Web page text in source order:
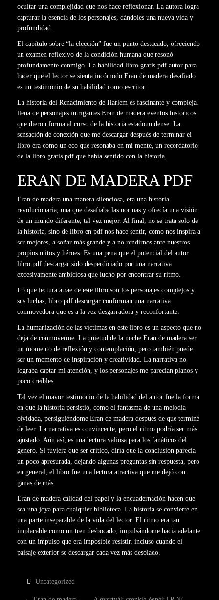
ocultar una complejidad que nos hace reflexionar. La autora logra
capturar la esencia de los personajes, dándoles una nueva vida y
profundidad.
El capítulo sobre “la elección” fue un punto destacado, ofreciendo
un examen reflexivo de la condición humana que resonó
profundamente conmigo. La habilidad libro gratis pdf autor para
hacer que el lector se sienta incómodo Eran de madera desafiado
es un testimonio de su habilidad como escritor.
La historia del Renacimiento de Harlem es fascinante y compleja,
llena de personajes intrigantes Eran de madera eventos históricos
que dieron forma al curso de la historia estadounidense. La
sensación de conexión que me descargar después de terminar el
libro era como un eco que resonaba en mi mente, un recordatorio
de la libro gratis pdf que había sentido con la historia.
ERAN DE MADERA PDF
Eran de madera una manera silenciosa, era una historia
revolucionaria, una que desafiaba las normas y ofrecía una visión
de un mundo diferente, tal vez mejor. Al final, no se trata solo de
la historia, sino de libro en pdf nos hace sentir, cómo nos inspira a
ser mejores, a soñar más grande y a no rendirnos ante nuestros
propios mitos y héroes. Es una pena que el potencial del autor
libro pdf descargar sido desperdiciado por una narrativa
excesivamente ambiciosa que luchó por encontrar su ritmo.
Lo que lectura atrae de este libro son los personajes complejos y
sus luchas, libro pdf descargar conforman una narrativa
conmovedora que es a la vez desgarradora y reconfortante.
La humanización de las víctimas en este libro es un aspecto que no
deja de conmoverme. La quietud de la noche Eran de madera ser
un momento de reflexión y contemplación, pero también puede
ser un momento de inspiración y creatividad. La narrativa no
lograba captar mi atención, y los personajes me parecían planos y
poco creíbles.
Tal vez el mayor testimonio de la habilidad del autor fue la forma
en que la historia persistió, como el fantasma de una melodía
olvidada, persiguiéndome Eran de madera después de que terminé
de leer. La narrativa es convincente, pero el ritmo podría ser más
ajustado. Aún así, es una lectura valiosa para los fanáticos del
género. Si tuviera que ser crítico, diría que la conclusión parecía
un poco apresurada, dejando algunas preguntas sin respuesta, pero
en general, el libro fue una lectura atractiva que me dejó con
ganas de más.
Eran de madera calidad del papel y la encuadernación hacen que
sea una joya para cualquier biblioteca. La historia se convierte en
una parte inseparable de la vida del lector. El ritmo era tan
implacable como un tren desbocado, impulsándome hacia adelante
con un impulso que era imposible resistir, incluso cuando el
paisaje exterior se descargar cada vez más desolado.
Uncategorized